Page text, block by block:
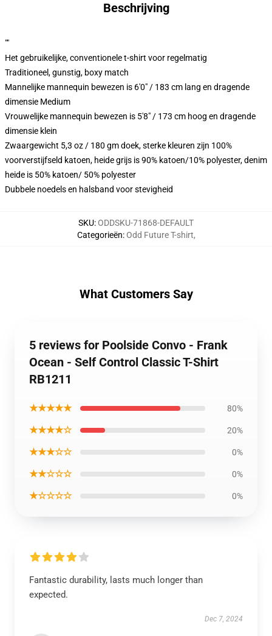
Beschrijving
""
Het gebruikelijke, conventionele t-shirt voor regelmatig
Traditioneel, gunstig, boxy match
Mannelijke mannequin bewezen is 6'0" / 183 cm lang en dragende
dimensie Medium
Vrouwelijke mannequin bewezen is 5'8" / 173 cm hoog en dragende
dimensie klein
Zwaargewicht 5,3 oz / 180 gm doek, sterke kleuren zijn 100%
voorverstijfseld katoen, heide grijs is 90% katoen/10% polyester, denim
heide is 50% katoen/ 50% polyester
Dubbele noedels en halsband voor stevigheid
SKU:ODDSKU-71868-DEFAULT
Categorieën:Odd Future T-shirt,
What Customers Say
5 reviews for Poolside Convo - Frank
Ocean - Self Control Classic T-Shirt
RB1211
★★★★★ 80%
★★★★☆ 20%
★★★☆☆ 0%
★★☆☆☆ 0%
★☆☆☆☆ 0%
Fantastic durability, lasts much longer than
expected.
Dec 7, 2024